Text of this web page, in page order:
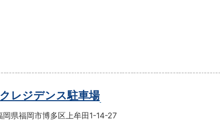
レジデンス駐車場
岡県福岡市博多区上牟田1-14-27